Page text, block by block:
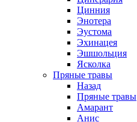
Цинния
Энотера
Эустома
Эхинацея
Эшшольция
Ясколка
Пряные травы
Назад
Пряные травы
Амарант
Анис